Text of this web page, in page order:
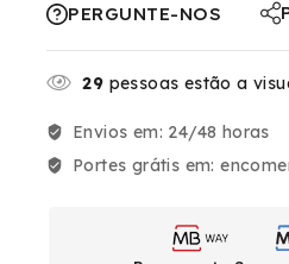
PERGUNTE-NOS
29 pessoas estão a
Envios em: 24/48 horas
Portes grátis em: